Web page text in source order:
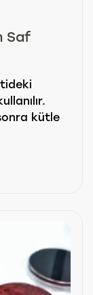
Saf
kütle